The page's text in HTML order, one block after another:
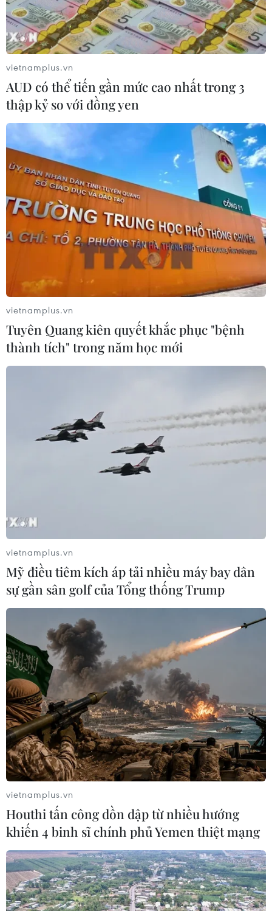
TIN CÙNG CHUYÊN MỤC
Tập đoàn Sovico được vinh danh
vietnamplus.vn
AUD có thể tiến gần mức cao nhất trong 3
thập kỷ so với đồng yen
vietnamplus.vn
Tuyên Quang kiên quyết khắc phục "bệnh
thành tích" trong năm học mới
vietnamplus.vn
Mỹ điều tiêm kích áp tải nhiều máy bay dân
sự gần sân golf của Tổng thống Trump
vietnamplus.vn
Houthi tấn công dồn dập từ nhiều hướng
khiến 4 binh sĩ chính phủ Yemen thiệt mạng